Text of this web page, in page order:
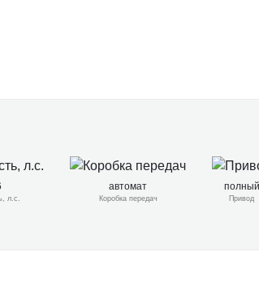
л.с.
автомат
Коробка передач
полный
Привод